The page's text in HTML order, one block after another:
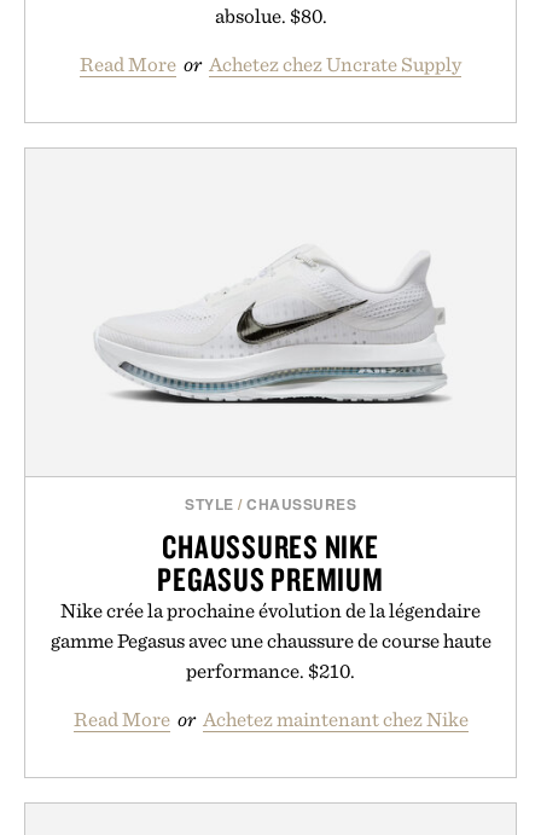
absolue. $80.
Read More or Achetez chez Uncrate Supply
STYLE /CHAUSSURES
CHAUSSURES NIKE
PEGASUS PREMIUM
Nike crée la prochaine évolution de la légendaire
gamme Pegasus avec une chaussure de course haute
performance. $210.
Read More or Achetez maintenant chez Nike